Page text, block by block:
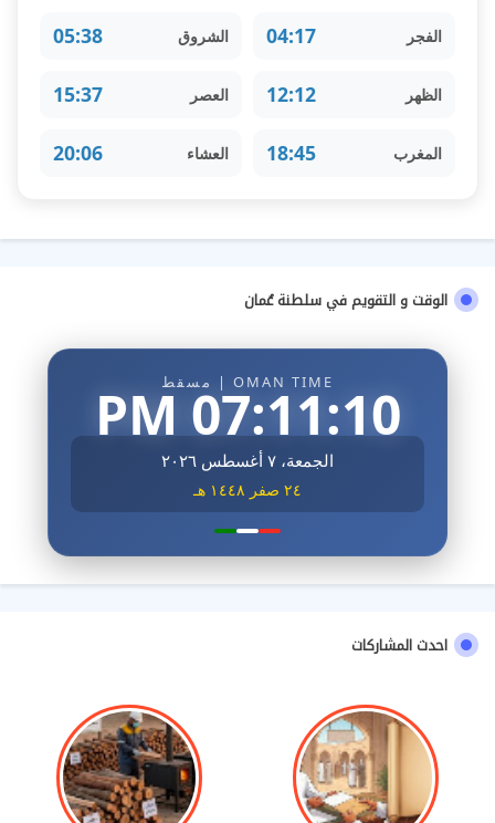
الفجر 04:17 الشروق 05:38
الظهر 12:12 العصر 15:37
المغرب 18:45 العشاء 20:06
الوقت و التقويم في سلطنة عُمان
OMAN TIME | مسقط
07:11:12 PM
الجمعة، ٧ أغسطس ٢٠٢٦
٢٤ صفر ١٤٤٨ هـ
احدث المشاركات